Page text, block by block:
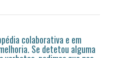
colaborativa e em
Se detetou alguma